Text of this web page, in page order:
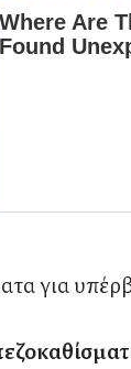
για